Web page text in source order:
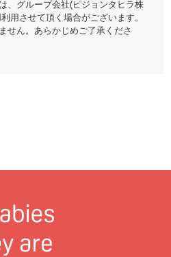
、グループ会社(ピジョンタヒラ株
用させて頂く場合がございます。
せん。あらかじめご了承くださ